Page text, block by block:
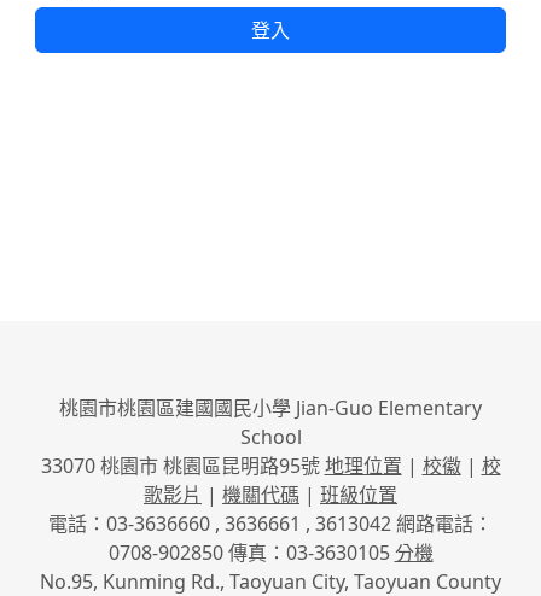
登入
桃園市桃園區建國國民小學 Jian-Guo Elementary
School
33070 桃園市 桃園區昆明路95號地理位置 | 校徽| 校
歌影片 | 機關代碼 | 班級位置
電話：03-3636660 , 3636661 , 3613042 網路電話：
0708-902850 傳真：03-3630105分機
No.95, Kunming Rd., Taoyuan City, Taoyuan County